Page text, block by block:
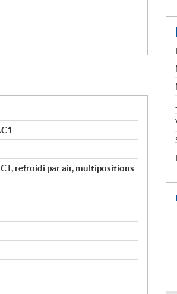
refroidi par air, multipositions